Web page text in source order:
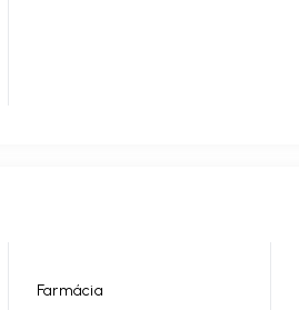
Farmácia